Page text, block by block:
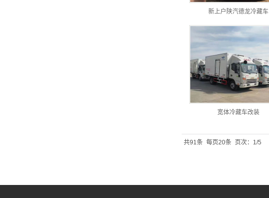
新上户陕汽德龙冷藏车
宽体冷藏车改装
共91条 每页20条 页次：1/5